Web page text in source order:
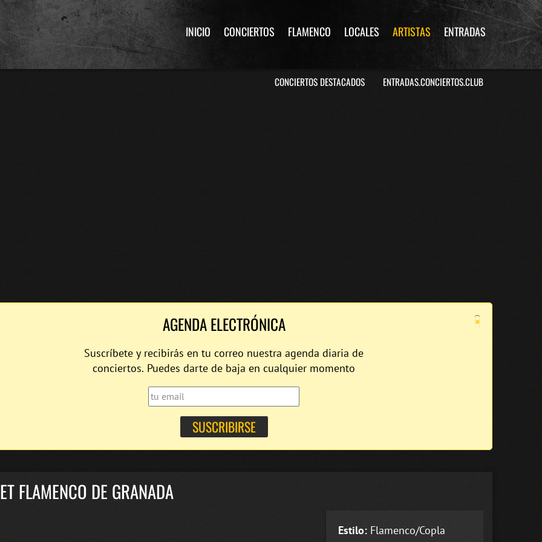
INICIO CONCIERTOS FLAMENCO LOCALES ARTISTAS ENTRADAS
CONCIERTOS DESTACADOS ENTRADAS.CONCIERTOS.CLUB
×
AGENDA ELECTRÓNICA
Suscríbete y recibirás en tu correo nuestra agenda diaria de
conciertos. Puedes darte de baja en cualquier momento
FLAMENCO DE GRANADA
Estilo: Flamenco/Copla